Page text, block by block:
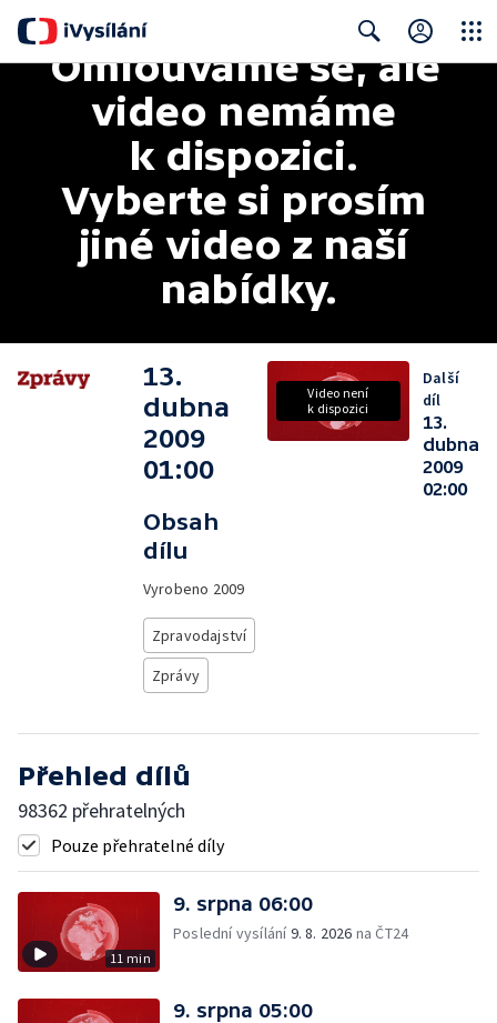
Search
Omlouváme se, ale
video nemáme
k dispozici.
Vyberte si prosím
jiné video z naší
nabídky.
13.
dubna
2009
01:00
Obsah
dílu
Vyrobeno 2009
Zpravodajství
Zprávy
Video není
k dispozici
Další
díl
13.
dubna
2009
02:00
Přehled dílů
98362 přehratelných
Pouze přehratelné díly
11 min
9. srpna 06:00
Poslední vysílání9. 8. 2026 na ČT24
9. srpna 05:00